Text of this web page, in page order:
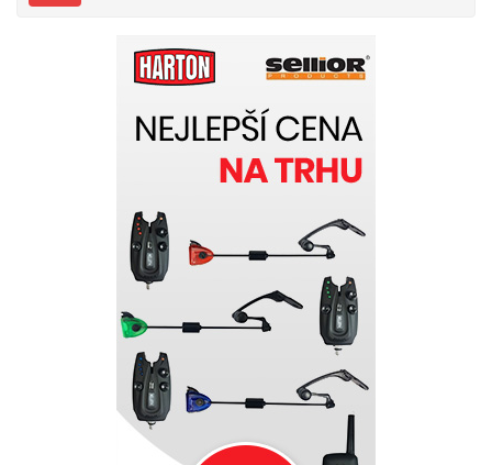
mnoho let. Byly vyvinuty profesionály pro
to nejlepší. Důvody ke koupi SPORTEX prutu 10 letá
záruka na blank top kvalita za dobrou cenu
zdolávání ryby na tyto pruty je skutečným zážitkem
pruty v tenkém - moderním blanku pruty jsou
vhodné i na daleké hody - nahazujete výrazně dále
než ostatní každý prut má své výrobní číslo je
jako nové nadčasový design pokud si kupujete
rybářský prut SPORTEX tak si kupujete zážitek který
vám žádný jiný prut neposkytne Parametry: Délka:
300cm Vrhací zátěž: 3,0lbs Počet dílů: 2 Počet
oček: 6 Transportní délka: 155cm Hmotnost: 268 g